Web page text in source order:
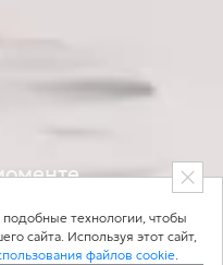
— бездымная
и удобный способ
технологии, чтобы
сайта. Используя этот сайт,
файлов cookie.